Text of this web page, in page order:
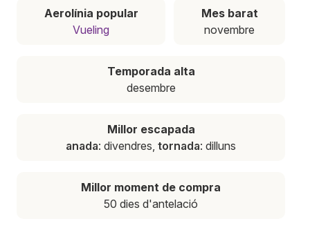
Aerolínia popular
Vueling
Mes barat
novembre
Temporada alta
desembre
Millor escapada
anada: divendres, tornada: dilluns
Millor moment de compra
50 dies d'antelació